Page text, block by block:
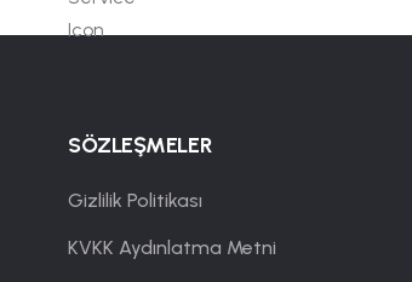
SÖZLEŞMELER
Gizlilik Politikası
KVKK Aydınlatma Metni